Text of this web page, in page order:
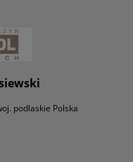
podlaskie Polska